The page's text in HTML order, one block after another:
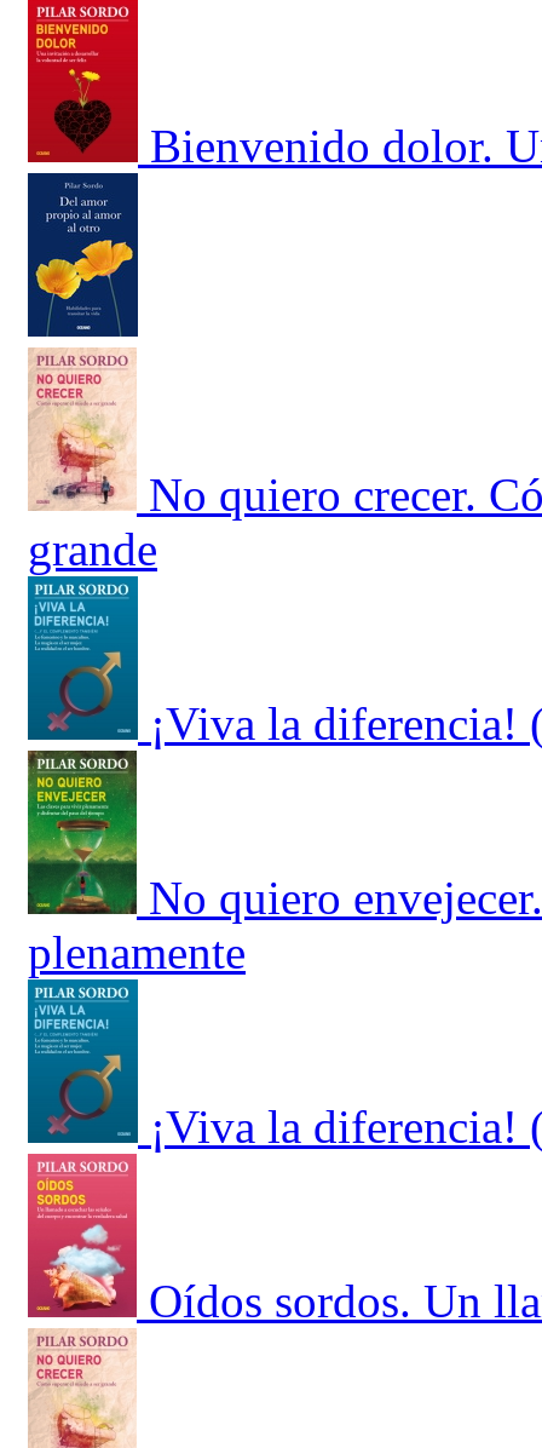
Bienvenido dolor.
No quiero crecer.
grande
¡Viva la
No quiero
plenamente
¡Viva la
Oídos sordos. Un